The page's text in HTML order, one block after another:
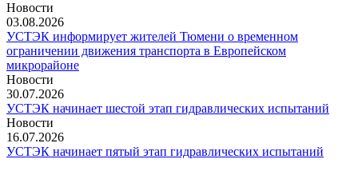
Новости
03.08.2026
УСТЭК информирует жителей Тюмени о временном
ограничении движения транспорта в Европейском
микрорайоне
Новости
30.07.2026
УСТЭК начинает шестой этап гидравлических испытаний
Новости
16.07.2026
УСТЭК начинает пятый этап гидравлических испытаний